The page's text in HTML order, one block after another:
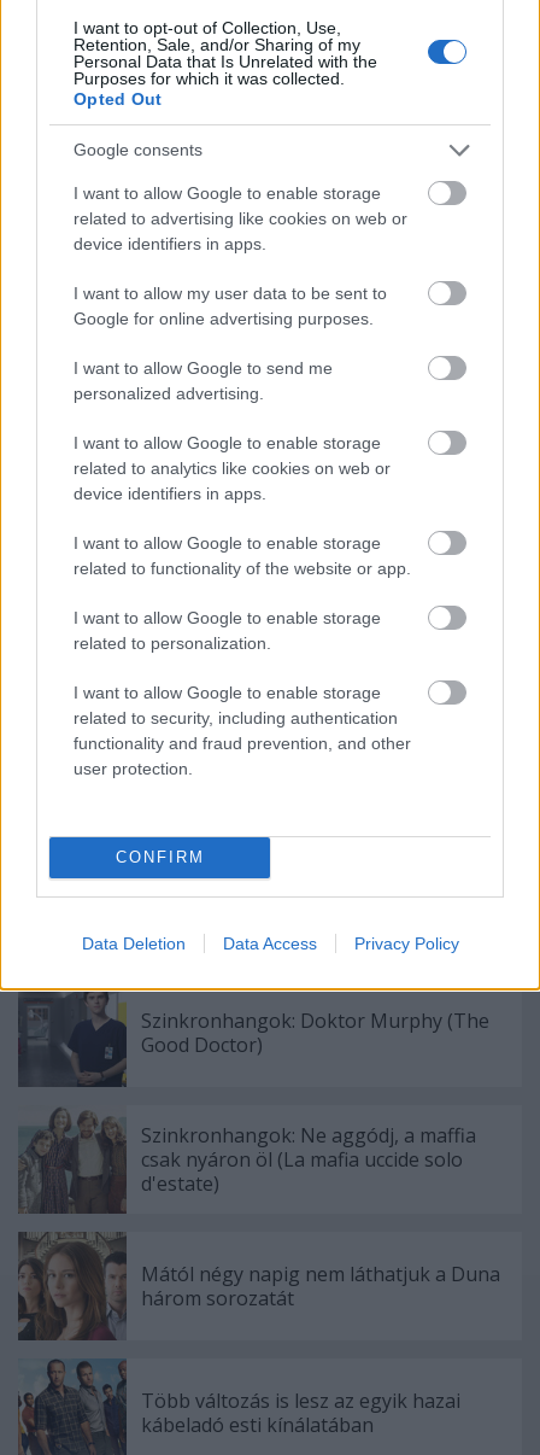
I want to opt-out of Collection, Use,
Retention, Sale, and/or Sharing of my
Personal Data that Is Unrelated with the
Purposes for which it was collected.
Opted Out
Google consents
I want to allow Google to enable storage
related to advertising like cookies on web or
device identifiers in apps.
I want to allow my user data to be sent to
Google for online advertising purposes.
I want to allow Google to send me
personalized advertising.
I want to allow Google to enable storage
related to analytics like cookies on web or
device identifiers in apps.
I want to allow Google to enable storage
related to functionality of the website or app.
I want to allow Google to enable storage
related to personalization.
I want to allow Google to enable storage
related to security, including authentication
functionality and fraud prevention, and other
user protection.
CONFIRM
Data Deletion Data Access Privacy Policy
Servet Pandur(Leman) -Kiss Erika
Zühtü Erkan( Semsi) -Harmath Imre
Salih Zeki Yorulmaz (Galip) - Pálfai Péter
Ata Yılmaz Önal(Murat) -Straub Martin
További magyar hangok: Fehér Péter, Sörös Miklós,
Főcímes: Korbuly Péter
Magyar szöveg: Makray Gábor, Nikas Dániel
Hangmérnök: Nemes László
Gyártásvezető: Masoll Ildikó
Stúdió: Masterfilm Digital
Ha érdekelnek a magyar nyelven adott török
sorozatok, lájkolj minket.
Forrás: TV2
szinkron 2017 Fatmagülün Suçu Ne?
Szinkronhangok: Szemfényvesztők
Szinkronhangok: Doktor Murphy (The
Good Doctor)
Szinkronhangok: Ne aggódj, a maffia
csak nyáron öl (La mafia uccide solo
d'estate)
Mától négy napig nem láthatjuk a Duna
három sorozatát
Több változás is lesz az egyik hazai
kábeladó esti kínálatában